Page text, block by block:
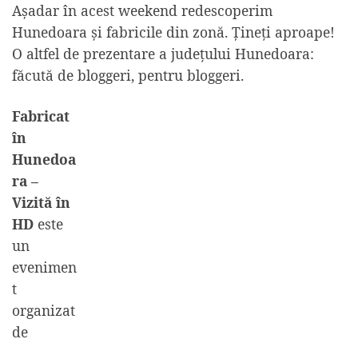
Așadar în acest weekend redescoperim
Hunedoara și fabricile din zonă. Țineți aproape!
O altfel de prezentare a judeţului Hunedoara:
făcută de bloggeri, pentru bloggeri.
Fabricat
în
Hunedoa
ra –
Vizită în
HD este
un
evenimen
t
organizat
de